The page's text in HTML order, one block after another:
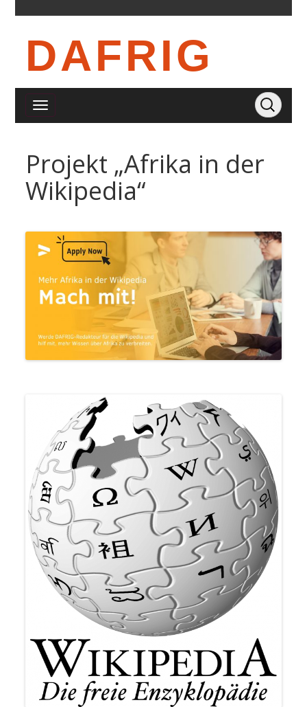
DAFRIG
Projekt „Afrika in der
Wikipedia“